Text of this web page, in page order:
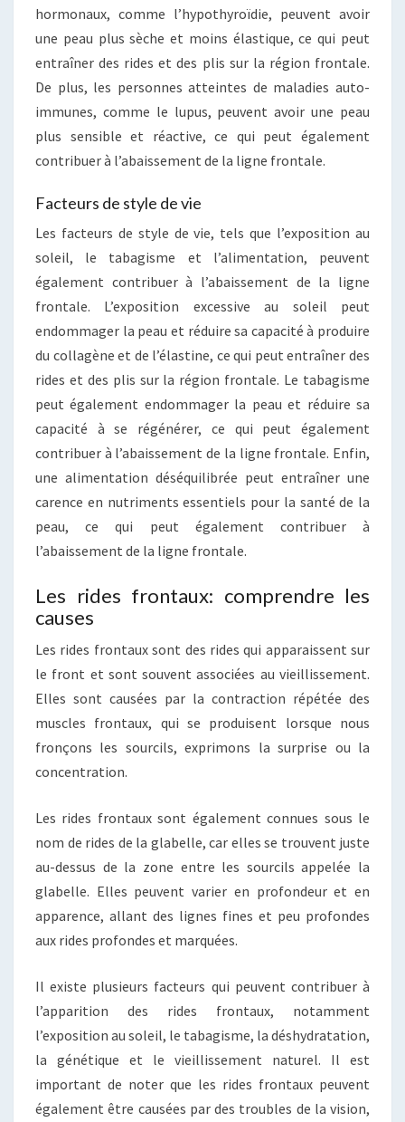
hormonaux, comme l’hypothyroïdie, peuvent avoir
une peau plus sèche et moins élastique, ce qui peut
entraîner des rides et des plis sur la région frontale.
De plus, les personnes atteintes de maladies auto-
immunes, comme le lupus, peuvent avoir une peau
plus sensible et réactive, ce qui peut également
contribuer à l’abaissement de la ligne frontale.
Facteurs de style de vie
Les facteurs de style de vie, tels que l’exposition au
soleil, le tabagisme et l’alimentation, peuvent
également contribuer à l’abaissement de la ligne
frontale. L’exposition excessive au soleil peut
endommager la peau et réduire sa capacité à produire
du collagène et de l’élastine, ce qui peut entraîner des
rides et des plis sur la région frontale. Le tabagisme
peut également endommager la peau et réduire sa
capacité à se régénérer, ce qui peut également
contribuer à l’abaissement de la ligne frontale. Enfin,
une alimentation déséquilibrée peut entraîner une
carence en nutriments essentiels pour la santé de la
peau, ce qui peut également contribuer à
l’abaissement de la ligne frontale.
Les rides frontaux: comprendre les
causes
Les rides frontaux sont des rides qui apparaissent sur
le front et sont souvent associées au vieillissement.
Elles sont causées par la contraction répétée des
muscles frontaux, qui se produisent lorsque nous
fronçons les sourcils, exprimons la surprise ou la
concentration.
Les rides frontaux sont également connues sous le
nom de rides de la glabelle, car elles se trouvent juste
au-dessus de la zone entre les sourcils appelée la
glabelle. Elles peuvent varier en profondeur et en
apparence, allant des lignes fines et peu profondes
aux rides profondes et marquées.
Il existe plusieurs facteurs qui peuvent contribuer à
l’apparition des rides frontaux, notamment
l’exposition au soleil, le tabagisme, la déshydratation,
la génétique et le vieillissement naturel. Il est
important de noter que les rides frontaux peuvent
également être causées par des troubles de la vision,